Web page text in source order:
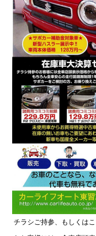
チラシご持参、もしくは